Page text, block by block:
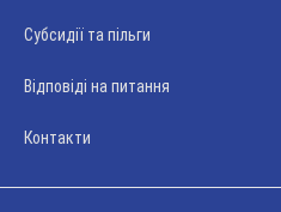
Субсидії та пільги
Відповіді на питання
Контакти